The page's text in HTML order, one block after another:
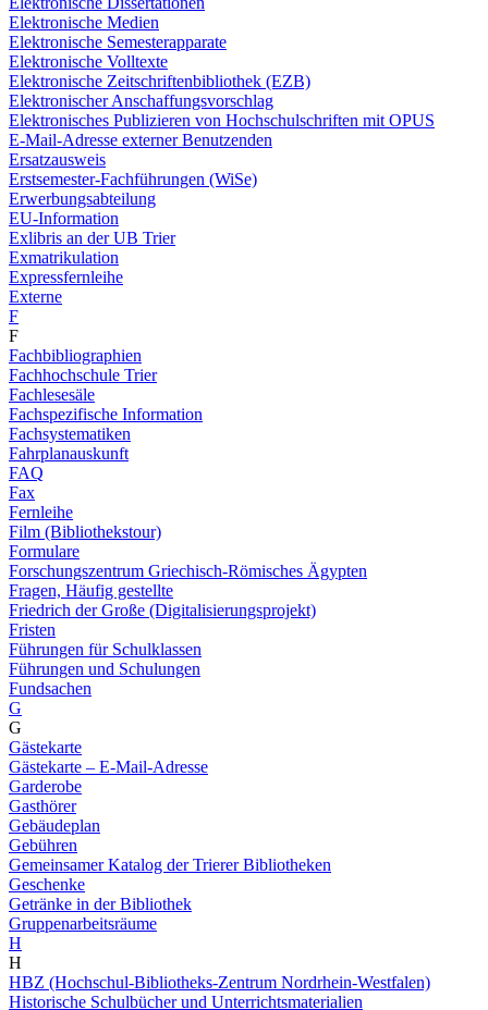
Elektronische Medien
Elektronische Semesterapparate
Elektronische Volltexte
Elektronische Zeitschriftenbibliothek (EZB)
Elektronischer Anschaffungsvorschlag
Elektronisches Publizieren von Hochschulschriften mit OPUS
E-Mail-Adresse externer Benutzenden
Ersatzausweis
Erstsemester-Fachführungen (WiSe)
Erwerbungsabteilung
EU-Information
Exlibris an der UB Trier
Exmatrikulation
Expressfernleihe
Externe
F
F
Fachbibliographien
Fachhochschule Trier
Fachlesesäle
Fachspezifische Information
Fachsystematiken
Fahrplanauskunft
FAQ
Fax
Fernleihe
Film (Bibliothekstour)
Formulare
Forschungszentrum Griechisch-Römisches Ägypten
Fragen, Häufig gestellte
Friedrich der Große (Digitalisierungsprojekt)
Fristen
Führungen für Schulklassen
Führungen und Schulungen
Fundsachen
G
G
Gästekarte
Gästekarte – E-Mail-Adresse
Garderobe
Gasthörer
Gebäudeplan
Gebühren
Gemeinsamer Katalog der Trierer Bibliotheken
Geschenke
Getränke in der Bibliothek
Gruppenarbeitsräume
H
H
HBZ (Hochschul-Bibliotheks-Zentrum Nordrhein-Westfalen)
Historische Schulbücher und Unterrichtsmaterialien